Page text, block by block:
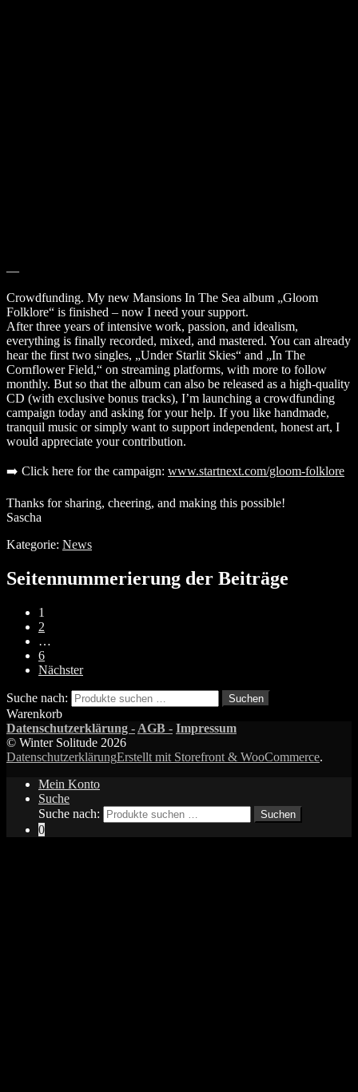
—
Crowdfunding. My new Mansions In The Sea album „Gloom
Folklore“ is finished – now I need your support.
After three years of intensive work, passion, and idealism,
everything is finally recorded, mixed, and mastered. You can already
hear the first two singles, „Under Starlit Skies“ and „In The
Cornflower Field,“ on streaming platforms, with more to follow
monthly. But so that the album can also be released as a high-quality
CD (with exclusive bonus tracks), I’m launching a crowdfunding
campaign today and asking for your help. If you like handmade,
tranquil music or simply want to support independent, honest art, I
would appreciate your contribution.
➡️ Click here for the campaign: www.startnext.com/gloom-folklore
Thanks for sharing, cheering, and making this possible!
Sascha
Kategorie: News
Seitennummerierung der Beiträge
1
2
…
6
Nächster
Suche nach: Suchen
Warenkorb
Datenschutzerklärung - AGB - Impressum
© Winter Solitude 2026
DatenschutzerklärungErstellt mit Storefront & WooCommerce.
Mein Konto
Suche
Suche nach:
Suchen
0